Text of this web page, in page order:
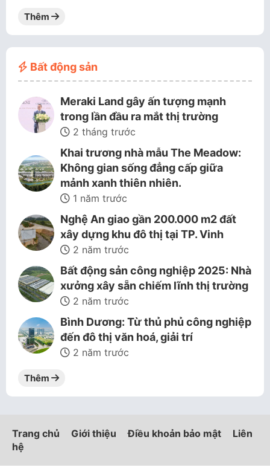
Thêm
Bất động sản
Meraki Land gây ấn tượng mạnh
trong lần đầu ra mắt thị trường
2 tháng trước
Khai trương nhà mẫu The Meadow:
Không gian sống đẳng cấp giữa
mảnh xanh thiên nhiên.
1 năm trước
Nghệ An giao gần 200.000 m2 đất
xây dựng khu đô thị tại TP. Vinh
2 năm trước
Bất động sản công nghiệp 2025: Nhà
xưởng xây sẵn chiếm lĩnh thị trường
2 năm trước
Bình Dương: Từ thủ phủ công nghiệp
đến đô thị văn hoá, giải trí
2 năm trước
Thêm
Trang chủ Giới thiệu Điều khoản bảo mật
Liên
hệ